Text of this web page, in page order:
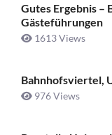
Gutes Ergebnis –
Gästeführungen
1613 Views
Bahnhofsviertel,
976 Views